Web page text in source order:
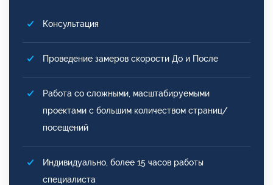
Консультация
Проведение замеров скорости До и После
Работа со сложными, масштабируемыми
проектами с большим количеством страниц/
посещений
Индивидуально, более 15 часов работы
специалиста